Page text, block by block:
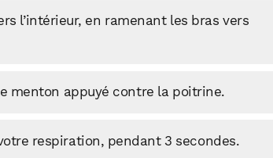
l’intérieur, en ramenant les bras vers
menton appuyé contre la poitrine.
respiration, pendant 3 secondes.